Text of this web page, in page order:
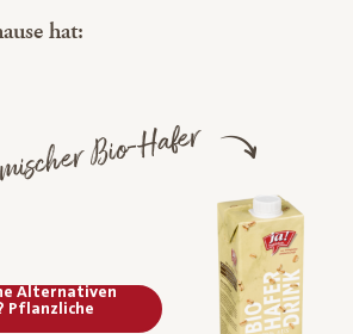
hat:
Alternativen
Pflanzliche
Bio-Hafer